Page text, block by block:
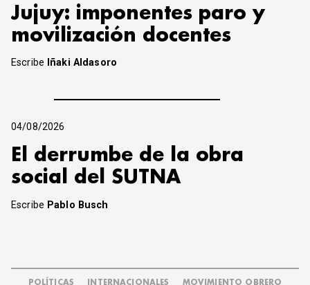
Jujuy: imponentes paro y
movilización docentes
Escribe Iñaki Aldasoro
04/08/2026
El derrumbe de la obra
social del SUTNA
Escribe Pablo Busch
POLÍTICAS INTERNACIONALES MOVIMIENTO OBRERO